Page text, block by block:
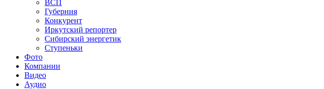
ВСП
Губерния
Конкурент
Иркутский репортер
Сибирский энергетик
Ступеньки
Фото
Компании
Видео
Аудио